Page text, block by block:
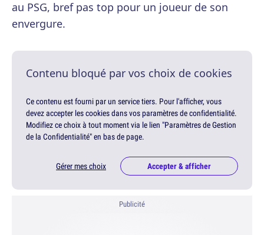
au PSG, bref pas top pour un joueur de son
envergure.
Contenu bloqué par vos choix de cookies
Ce contenu est fourni par un service tiers. Pour l'afficher, vous
devez accepter les cookies dans vos paramètres de confidentialité.
Modifiez ce choix à tout moment via le lien "Paramètres de Gestion
de la Confidentialité" en bas de page.
Gérer mes choix Accepter & afficher
Publicité